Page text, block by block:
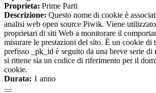
Proprieta: Prime Parti
Descrizione: Questo nome di cookie è
analisi web open source Piwik. Viene
proprietari di siti Web a monitorare il
misurare le prestazioni del sito. È un cookie di
prefisso _pk_id è seguito da una breve serie di
si ritiene sia un codice di riferimento per il
cookie.
Durata: 1 anno